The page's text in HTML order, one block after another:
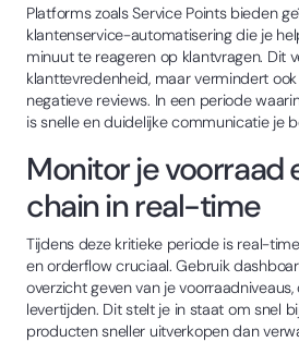
Platforms zoals Service Points bieden
klantenservice-automatisering die je
minuut te reageren op klantvragen. Dit
klanttevredenheid, maar vermindert
negatieve reviews. In een periode
is snelle en duidelijke communicatie je
Monitor je voorraad
chain in real-time
Tijdens deze kritieke periode is real-
en orderflow cruciaal. Gebruik
overzicht geven van je
levertijden. Dit stelt je in staat om snel
producten sneller uitverkopen dan